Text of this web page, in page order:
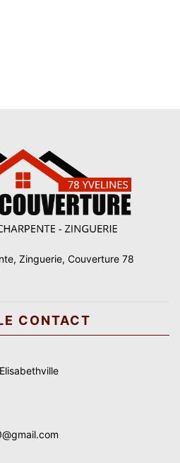
Zinguerie, Couverture 78
CONTACT